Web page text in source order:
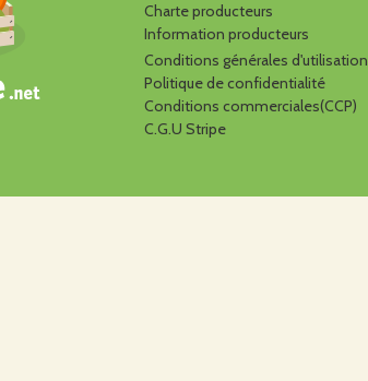
Charte producteurs
Information producteurs
Conditions générales d'utilisation
Politique de confidentialité
Conditions commerciales(CCP)
C.G.U Stripe